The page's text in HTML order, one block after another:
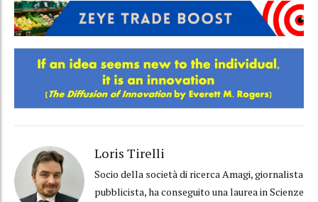
Loris Tirelli
Socio della società di ricerca Amagi, giornalista
pubblicista, ha conseguito una laurea in Scienze